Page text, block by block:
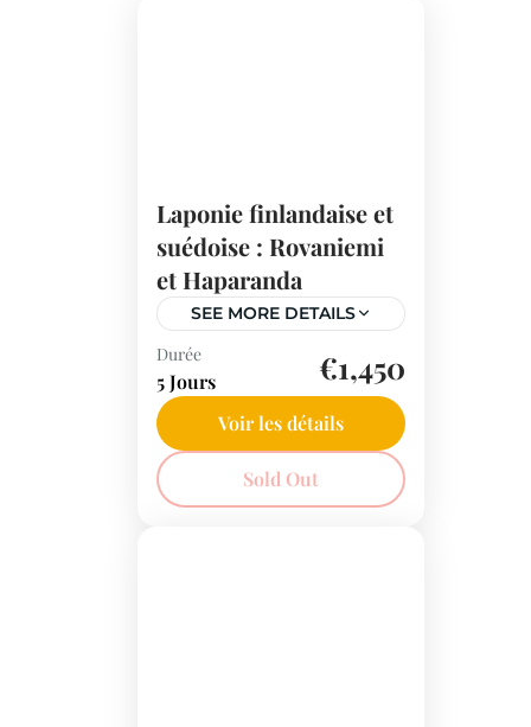
Laponie finlandaise et
suédoise : Rovaniemi
et Haparanda
SEE MORE DETAILS
Vivez un séjour hivernal
magique en Laponie :
village du Père Noël, safari
en husky, détente au spa
du Cape East… Un voyage
Finlande
Durée
5 Jours €1,450
Voir les détails
Sold Out